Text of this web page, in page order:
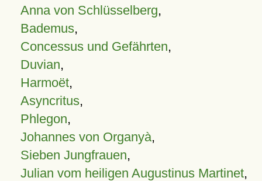
Anna von Schlüsselberg,
Bademus,
Concessus und Gefährten,
Duvian,
Harmoët,
Asyncritus,
Phlegon,
Johannes von Organyà,
Sieben Jungfrauen,
Julian vom heiligen Augustinus Martinet,